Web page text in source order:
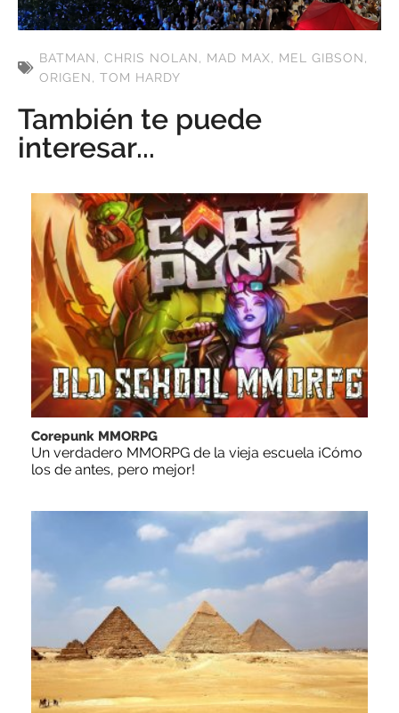
BATMAN, CHRIS NOLAN, MAD MAX, MEL GIBSON,
ORIGEN, TOM HARDY
También te puede
interesar...
Corepunk MMORPG
Un verdadero MMORPG de la vieja escuela ¡Cómo
los de antes, pero mejor!